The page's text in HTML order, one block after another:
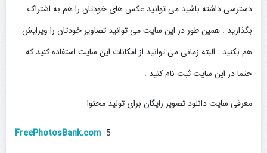
دسترسی داشته باشید می توانید عکس های خودتان را هم به اشتراک
بگذارید . همین طور در این سایت می توانید تصاویر خودتان را ویرایش
هم بکنید . البته زمانی می توانید از امکانات این سایت استفاده کنید که
حتما در این سایت ثبت نام کنید .
معرفی سایت دانلود تصویر رایگان برای تولید محتوا
5-
FreePhotosBank.com